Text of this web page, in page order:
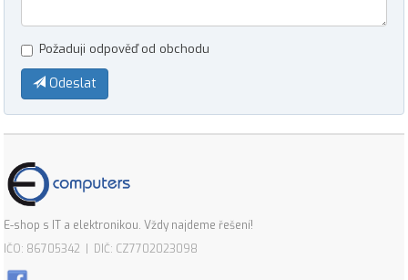
Požaduji odpověď od obchodu
Odeslat
E-shop s IT a elektronikou. Vždy najdeme řešení!
IČO: 86705342 | DIČ: CZ7702023098